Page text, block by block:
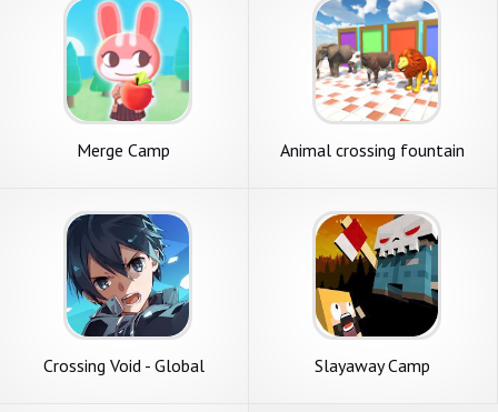
Merge Camp Animal crossing fountain
Crossing Void - Global Slayaway Camp